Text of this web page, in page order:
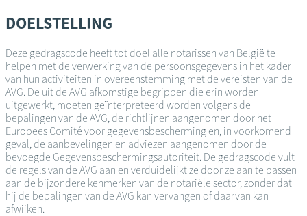
DOELSTELLING
Deze gedragscode heeft tot doel alle notarissen van België te
helpen met de verwerking van de persoonsgegevens in het kader
van hun activiteiten in overeenstemming met de vereisten van de
AVG. De uit de AVG afkomstige begrippen die erin worden
uitgewerkt, moeten geïnterpreteerd worden volgens de
bepalingen van de AVG, de richtlijnen aangenomen door het
Europees Comité voor gegevensbescherming en, in voorkomend
geval, de aanbevelingen en adviezen aangenomen door de
bevoegde Gegevensbeschermingsautoriteit. De gedragscode vult
de regels van de AVG aan en verduidelijkt ze door ze aan te passen
aan de bijzondere kenmerken van de notariële sector, zonder dat
hij de bepalingen van de AVG kan vervangen of daarvan kan
afwijken.